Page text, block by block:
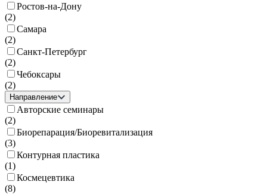
Ростов-на-Дону
(2)
Самара
(2)
Санкт-Петербург
(2)
Чебоксары
(2)
Направление
Авторские семинары
(2)
Биорепарация/Биоревитализация
(3)
Контурная пластика
(1)
Космецевтика
(8)